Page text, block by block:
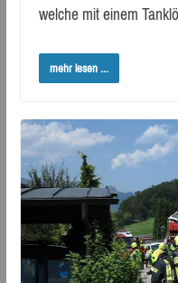
welche mit einem
mehr lesen ...